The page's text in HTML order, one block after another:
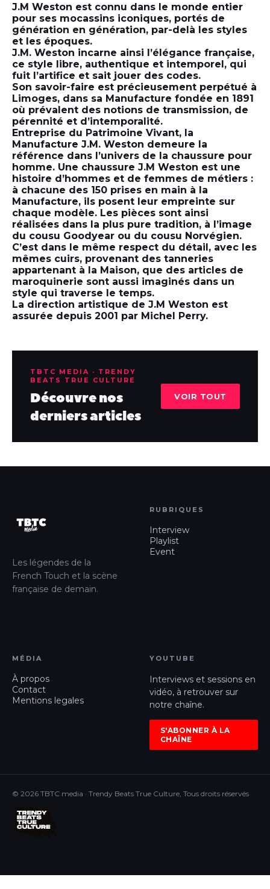
J.M Weston est connu dans le monde entier
pour ses mocassins iconiques, portés de
génération en génération, par-delà les styles
et les époques.
J.M. Weston incarne ainsi l’élégance française,
ce style libre, authentique et intemporel, qui
fuit l’artifice et sait jouer des codes.
Son savoir-faire est précieusement perpétué à
Limoges, dans sa Manufacture fondée en 1891
où prévalent des notions de transmission, de
pérennité et d’intemporalité.
Entreprise du Patrimoine Vivant, la
Manufacture J.M. Weston demeure la
référence dans l’univers de la chaussure pour
homme. Une chaussure J.M Weston est une
histoire d’hommes et de femmes de métiers :
à chacune des 150 prises en main à la
Manufacture, ils posent leur empreinte sur
chaque modèle. Les pièces sont ainsi
réalisées dans la plus pure tradition, à l’image
du cousu Goodyear ou du cousu Norvégien.
C’est dans le même respect du détail, avec les
mêmes cuirs, provenant des tanneries
appartenant à la Maison, que des articles de
maroquinerie sont aussi imaginés dans un
style qui traverse le temps.
La direction artistique de J.M Weston est
assurée depuis 2001 par Michel Perry.
TBTC MEDIA · TRENDY
BEATS TRUE CULTURE
Découvre nos
derniers articles
VOIR TOUT
Les légendes de la
French Touch et la scène
française de demain.
RUBRIQUES
Interview
Playlist
Event
MÉDIA
À propos
Contact
Mentions legales
YOUTUBE
Interviews et sessions en
vidéo, à retrouver sur
notre chaîne.
S'ABONNER À LA
CHAÎNE
© 2026 TBTC media · Trendy Beats True Culture, Tous droits réservés